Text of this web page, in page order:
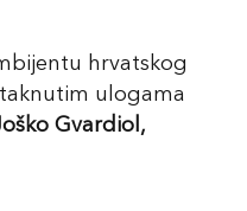
hrvatskog
ulogama
Gvardiol,